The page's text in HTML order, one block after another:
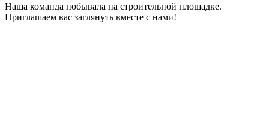
Наша команда побывала на строительной площадке.
Приглашаем вас заглянуть вместе с нами!